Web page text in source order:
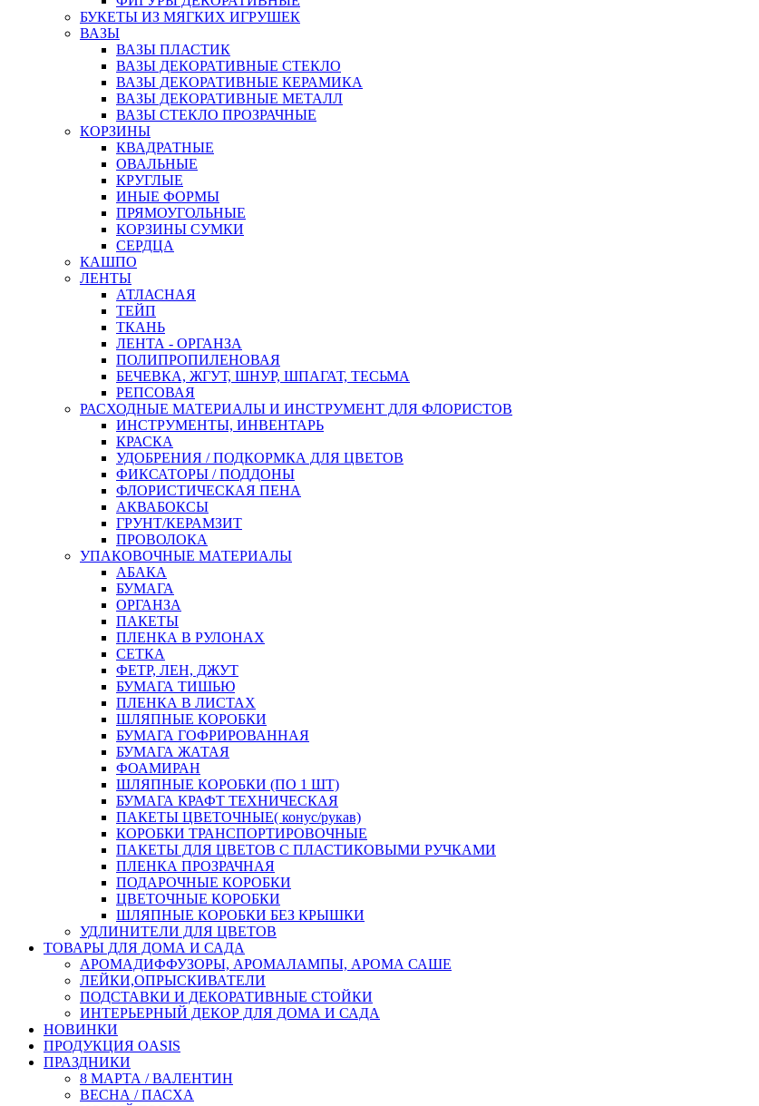
БУКЕТЫ ИЗ МЯГКИХ ИГРУШЕК
ВАЗЫ
ВАЗЫ ПЛАСТИК
ВАЗЫ ДЕКОРАТИВНЫЕ СТЕКЛО
ВАЗЫ ДЕКОРАТИВНЫЕ КЕРАМИКА
ВАЗЫ ДЕКОРАТИВНЫЕ МЕТАЛЛ
ВАЗЫ СТЕКЛО ПРОЗРАЧНЫЕ
КОРЗИНЫ
КВАДРАТНЫЕ
ОВАЛЬНЫЕ
КРУГЛЫЕ
ИНЫЕ ФОРМЫ
ПРЯМОУГОЛЬНЫЕ
КОРЗИНЫ СУМКИ
СЕРДЦА
КАШПО
ЛЕНТЫ
АТЛАСНАЯ
ТЕЙП
ТКАНЬ
ЛЕНТА - ОРГАНЗА
ПОЛИПРОПИЛЕНОВАЯ
БЕЧЕВКА, ЖГУТ, ШНУР, ШПАГАТ, ТЕСЬМА
РЕПСОВАЯ
РАСХОДНЫЕ МАТЕРИАЛЫ И ИНСТРУМЕНТ ДЛЯ ФЛОРИСТОВ
ИНСТРУМЕНТЫ, ИНВЕНТАРЬ
КРАСКА
УДОБРЕНИЯ / ПОДКОРМКА ДЛЯ ЦВЕТОВ
ФИКСАТОРЫ / ПОДДОНЫ
ФЛОРИСТИЧЕСКАЯ ПЕНА
АКВАБОКСЫ
ГРУНТ/КЕРАМЗИТ
ПРОВОЛОКА
УПАКОВОЧНЫЕ МАТЕРИАЛЫ
АБАКА
БУМАГА
ОРГАНЗА
ПАКЕТЫ
ПЛЕНКА В РУЛОНАХ
СЕТКА
ФЕТР, ЛЕН, ДЖУТ
БУМАГА ТИШЬЮ
ПЛЕНКА В ЛИСТАХ
ШЛЯПНЫЕ КОРОБКИ
БУМАГА ГОФРИРОВАННАЯ
БУМАГА ЖАТАЯ
ФОАМИРАН
ШЛЯПНЫЕ КОРОБКИ (ПО 1 ШТ)
БУМАГА КРАФТ ТЕХНИЧЕСКАЯ
ПАКЕТЫ ЦВЕТОЧНЫЕ( конус/рукав)
КОРОБКИ ТРАНСПОРТИРОВОЧНЫЕ
ПАКЕТЫ ДЛЯ ЦВЕТОВ С ПЛАСТИКОВЫМИ РУЧКАМИ
ПЛЕНКА ПРОЗРАЧНАЯ
ПОДАРОЧНЫЕ КОРОБКИ
ЦВЕТОЧНЫЕ КОРОБКИ
ШЛЯПНЫЕ КОРОБКИ БЕЗ КРЫШКИ
УДЛИНИТЕЛИ ДЛЯ ЦВЕТОВ
ТОВАРЫ ДЛЯ ДОМА И САДА
АРОМАДИФФУЗОРЫ, АРОМАЛАМПЫ, АРОМА САШЕ
ЛЕЙКИ,ОПРЫСКИВАТЕЛИ
ПОДСТАВКИ И ДЕКОРАТИВНЫЕ СТОЙКИ
ИНТЕРЬЕРНЫЙ ДЕКОР ДЛЯ ДОМА И САДА
НОВИНКИ
ПРОДУКЦИЯ OASIS
ПРАЗДНИКИ
8 МАРТА / ВАЛЕНТИН
ВЕСНА / ПАСХА